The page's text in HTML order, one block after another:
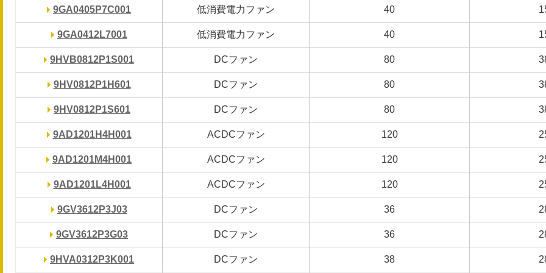
9GA0405P7C001 低消費電力ファン 40
9GA0412L7001 低消費電力ファン 40
9HVB0812P1S001 DCファン 80
9HV0812P1H601 DCファン 80
9HV0812P1S601 DCファン 80
9AD1201H4H001 ACDCファン 120
9AD1201M4H001 ACDCファン 120
9AD1201L4H001 ACDCファン 120
9GV3612P3J03 DCファン 36
9GV3612P3G03 DCファン 36
9HVA0312P3K001 DCファン 38
9GA0405P7C001 低消費電力ファン 40
9GA0412L7001 低消費電力ファン 40
9HVB0812P1S001 DCファン 80
9HV0812P1H601 DCファン 80
9HV0812P1S601 DCファン 80
9AD1201H4H001 ACDCファン 120
9AD1201M4H001 ACDCファン 120
9AD1201L4H001 ACDCファン 120
9GV3612P3J03 DCファン 36
9GV3612P3G03 DCファン 36
9HVA0312P3K001 DCファン 38